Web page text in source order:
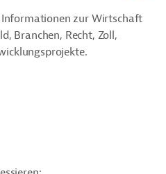
Informationen zur Wirtschaft
Branchen, Recht, Zoll,